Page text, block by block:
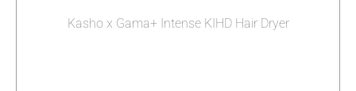
Kasho x Gama+ Intense KIHD Hair Dryer